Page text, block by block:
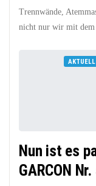
Trennwände,
nicht nur wir mit dem
AKTUELL
Nun ist es
GARCON